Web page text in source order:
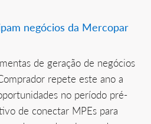
negócios da Mercopar
de geração de negócios
repete este ano a
no período pré-
de conectar MPEs para